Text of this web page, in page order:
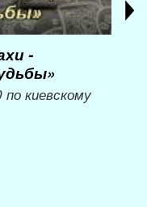
-
киевскому